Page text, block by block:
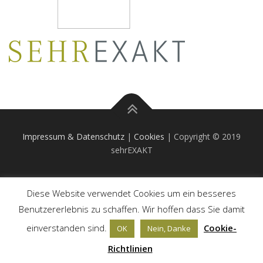
Impressum & Datenschutz | Cookies | Copyright © 2019
sehrEXAKT
Diese Website verwendet Cookies um ein besseres
Benutzererlebnis zu schaffen. Wir hoffen dass Sie damit
einverstanden sind.
OK Nein, Danke
Cookie-
Richtlinien